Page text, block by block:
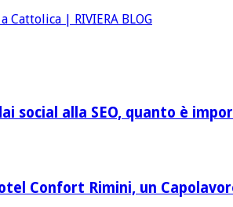
Cattolica | RIVIERA BLOG
social alla SEO, quanto è
Confort Rimini, un